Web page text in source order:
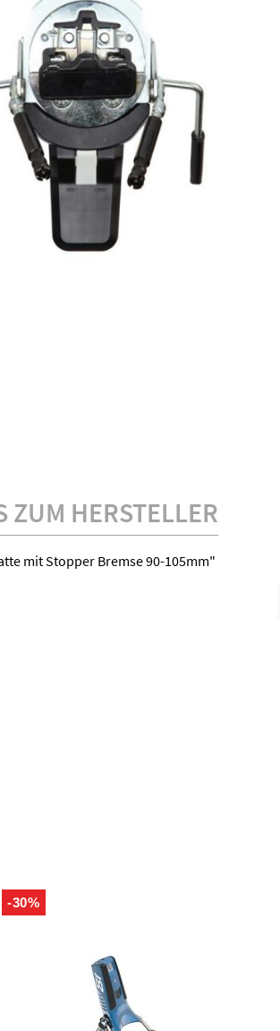
ZUM HERSTELLER
mit Stopper Bremse 90-105mm"
-30%